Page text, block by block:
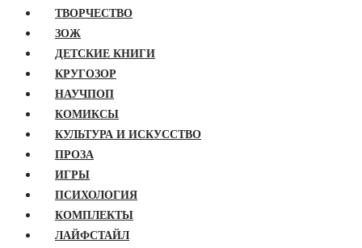
ТВОРЧЕСТВО
ЗОЖ
ДЕТСКИЕ КНИГИ
КРУГОЗОР
НАУЧПОП
КОМИКСЫ
КУЛЬТУРА И ИСКУССТВО
ПРОЗА
ИГРЫ
ПСИХОЛОГИЯ
КОМПЛЕКТЫ
ЛАЙФСТАЙЛ